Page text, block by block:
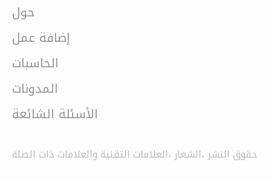
حول
إضافة عمل
الحاسبات
المدونات
الأسئلة الشائعة
حقوق النشر ،الشعار ،العلامات التقنية والعلامات ذات الصلة